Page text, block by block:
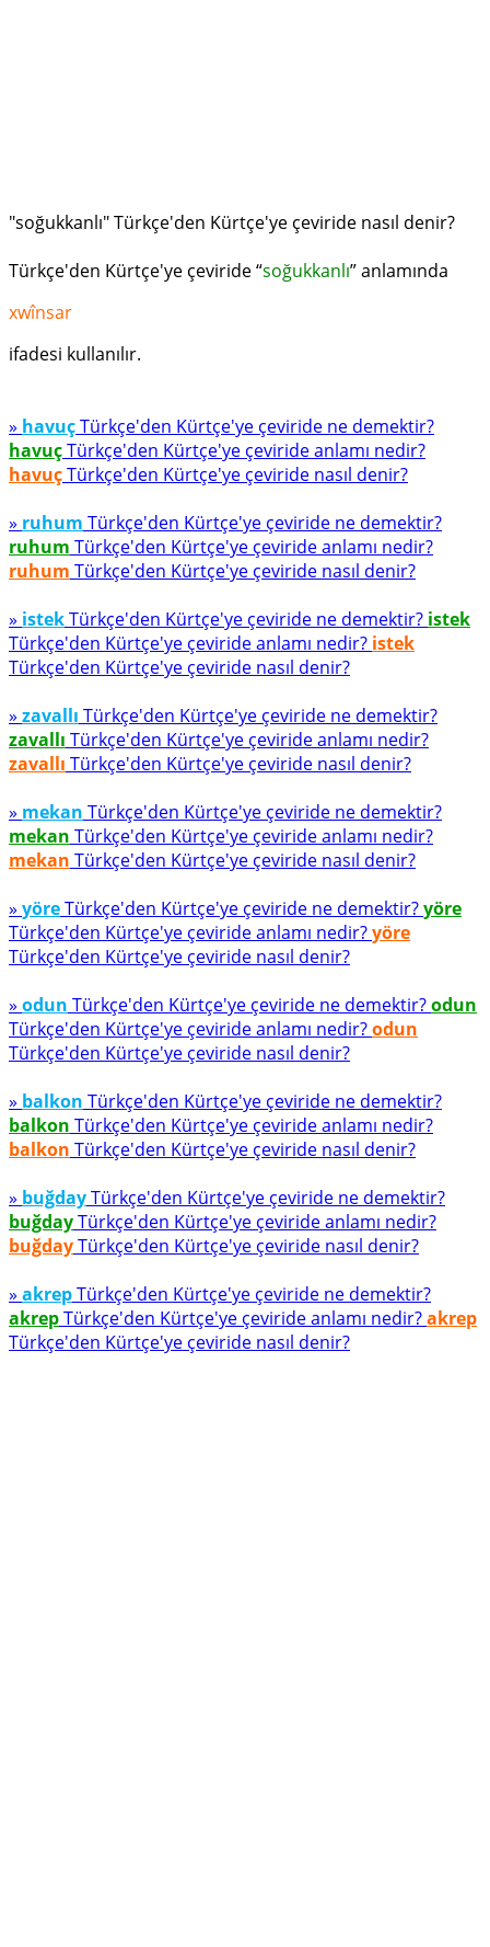
"soğukkanlı" Türkçe'den Kürtçe'ye çeviride nasıl denir?
Türkçe'den Kürtçe'ye çeviride “soğukkanlı” anlamında
xwînsar
ifadesi kullanılır.
» havuçTürkçe'den Kürtçe'ye çeviride ne demektir?
havuçTürkçe'den Kürtçe'ye çeviride anlamı nedir?
havuçTürkçe'den Kürtçe'ye çeviride nasıl denir?
» ruhum Türkçe'den Kürtçe'ye çeviride ne demektir?
ruhum Türkçe'den Kürtçe'ye çeviride anlamı nedir?
ruhum Türkçe'den Kürtçe'ye çeviride nasıl denir?
» istekTürkçe'den Kürtçe'ye çeviride ne demektir? istek
Türkçe'den Kürtçe'ye çeviride anlamı nedir? istek
Türkçe'den Kürtçe'ye çeviride nasıl denir?
» zavallı Türkçe'den Kürtçe'ye çeviride ne demektir?
zavallı Türkçe'den Kürtçe'ye çeviride anlamı nedir?
zavallı Türkçe'den Kürtçe'ye çeviride nasıl denir?
» mekan Türkçe'den Kürtçe'ye çeviride ne demektir?
mekan Türkçe'den Kürtçe'ye çeviride anlamı nedir?
mekan Türkçe'den Kürtçe'ye çeviride nasıl denir?
» yöreTürkçe'den Kürtçe'ye çeviride ne demektir?yöre
Türkçe'den Kürtçe'ye çeviride anlamı nedir?yöre
Türkçe'den Kürtçe'ye çeviride nasıl denir?
» odun Türkçe'den Kürtçe'ye çeviride ne demektir?odun
Türkçe'den Kürtçe'ye çeviride anlamı nedir?odun
Türkçe'den Kürtçe'ye çeviride nasıl denir?
» balkon Türkçe'den Kürtçe'ye çeviride ne demektir?
balkon Türkçe'den Kürtçe'ye çeviride anlamı nedir?
balkon Türkçe'den Kürtçe'ye çeviride nasıl denir?
» buğdayTürkçe'den Kürtçe'ye çeviride ne demektir?
buğdayTürkçe'den Kürtçe'ye çeviride anlamı nedir?
buğdayTürkçe'den Kürtçe'ye çeviride nasıl denir?
» akrepTürkçe'den Kürtçe'ye çeviride ne demektir?
akrepTürkçe'den Kürtçe'ye çeviride anlamı nedir?akrep
Türkçe'den Kürtçe'ye çeviride nasıl denir?